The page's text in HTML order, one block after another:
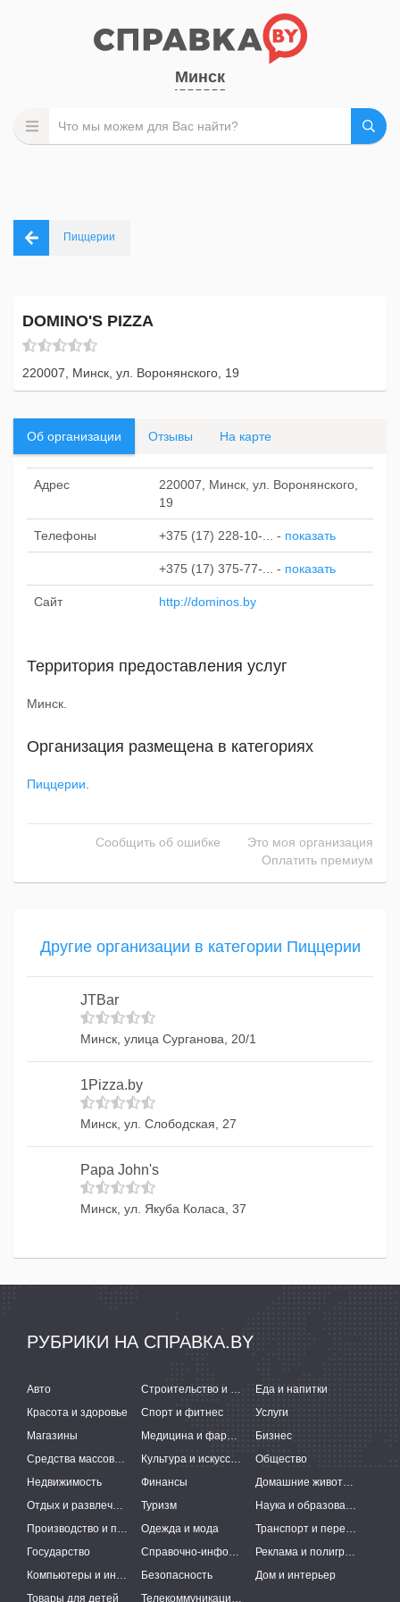
Минск
Пиццерии
DOMINO'S PIZZA
220007, Минск, ул. Воронянского, 19
Об организации Отзывы На карте
Адрес
220007, Минск, ул. Воронянского,
19
Телефоны +375 (17) 228-10-... - показать
+375 (17) 375-77-... - показать
Сайт http://dominos.by
Территория предоставления услуг
Минск.
Организация размещена в категориях
Пиццерии
Сообщить об ошибке
Это моя организация
Оплатить премиум
Другие организации в категории Пиццерии
JTBar
Минск, улица Сурганова, 20/1
1Pizza.by
Минск, ул. Слободская, 27
Papa John's
Минск, ул. Якуба Коласа, 37
РУБРИКИ НА СПРАВКА.BY
Авто Строительство и ремонт
Еда и напитки
Красота и здоровье
Спорт и фитнес
Услуги
Магазины
Медицина и фармацевтика
Бизнес
Средства массовой информации
Культура и искусство
Общество
Недвижимость
Финансы
Домашние животные
Отдых и развлечения
Туризм
Наука и образование
Производство и поставки
Одежда и мода
Транспорт и перевозки
Государство
Справочно-информационные системы
Реклама и полиграфия
Компьютеры и интернет
Безопасность
Дом и интерьер
Товары для детей
Телекоммуникации и связь